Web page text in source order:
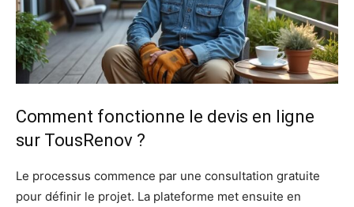
Comment fonctionne le devis en ligne
sur TousRenov ?
Le processus commence par une consultation gratuite
pour définir le projet. La plateforme met ensuite en